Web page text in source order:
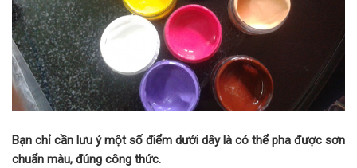
Bạn chỉ cần lưu ý một số điểm dưới dây là có thể pha được sơn
chuẩn màu, đúng công thức.